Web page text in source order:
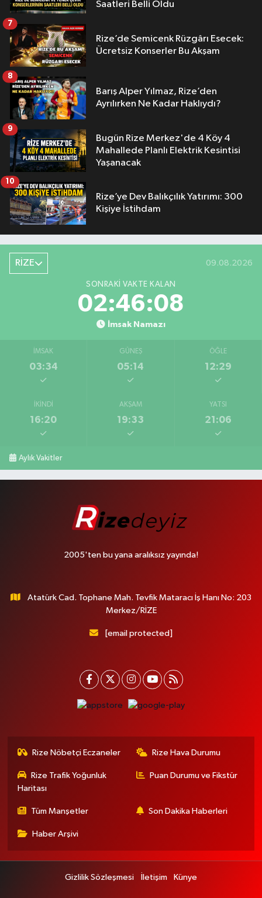
Saatleri Belli Oldu
Rize’de Semicenk Rüzgârı Esecek:
Ücretsiz Konserler Bu Akşam
7
Barış Alper Yılmaz, Rize’den
Ayrılırken Ne Kadar Haklıydı?
8
Bugün Rize Merkez'de 4 Köy 4
Mahallede Planlı Elektrik Kesintisi
Yaşanacak
9
Rize’ye Dev Balıkçılık Yatırımı: 300
Kişiye İstihdam
10
RİZE 09.08.2026
SONRAKI VAKTE KALAN
02:46:08
İmsak Namazı
İMSAK
03:34
GÜNEŞ
05:14
ÖĞLE
12:29
İKINDI
16:20
AKŞAM
19:33
YATSI
21:06
Aylık Vakitler
2005'ten bu yana aralıksız yayında!
Atatürk Cad. Tophane Mah. Tevfik Mataracı İş Hanı No: 203
Merkez/RİZE
[email protected]
Rize Nöbetçi Eczaneler Rize Hava Durumu
Rize Trafik Yoğunluk
Haritası
Puan Durumu ve Fikstür
Tüm Manşetler Son Dakika Haberleri
Haber Arşivi
Gizlilik Sözleşmesi İletişim Künye